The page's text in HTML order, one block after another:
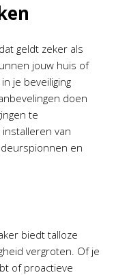
geldt zeker als
jouw huis of
je beveiliging
doen
te
van
en
biedt talloze
vergroten. Of je
of proactieve